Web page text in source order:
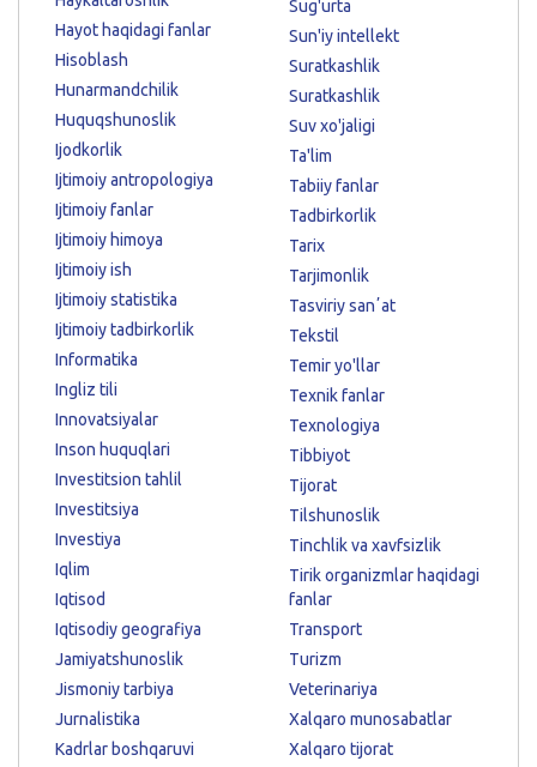
Hayot haqidagi fanlar
Hisoblash
Hunarmandchilik
Huquqshunoslik
Ijodkorlik
Ijtimoiy antropologiya
Ijtimoiy fanlar
Ijtimoiy himoya
Ijtimoiy ish
Ijtimoiy statistika
Ijtimoiy tadbirkorlik
Informatika
Ingliz tili
Innovatsiyalar
Inson huquqlari
Investitsion tahlil
Investitsiya
Investiya
Iqlim
Iqtisod
Iqtisodiy geografiya
Jamiyatshunoslik
Jismoniy tarbiya
Jurnalistika
Kadrlar boshqaruvi
Sug'urta
Sun'iy intellekt
Suratkashlik
Suratkashlik
Suv xo'jaligi
Ta'lim
Tabiiy fanlar
Tadbirkorlik
Tarix
Tarjimonlik
Tasviriy sanʼat
Tekstil
Temir yo'llar
Texnik fanlar
Texnologiya
Tibbiyot
Tijorat
Tilshunoslik
Tinchlik va xavfsizlik
Tirik organizmlar haqidagi
fanlar
Transport
Turizm
Veterinariya
Xalqaro munosabatlar
Xalqaro tijorat